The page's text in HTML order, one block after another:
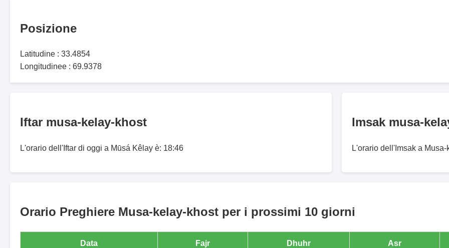
Posizione
Latitudine : 33.4854
Longitudinee : 69.9378
Iftar musa-kelay-khost
L'orario dell'Iftar di oggi a Mūsá Kêlay è: 18:46
Imsak musa-
L'orario dell'Imsak a
Orario Preghiere Musa-kelay-khost per i prossimi 10 giorni
Data Fajr Dhuhr Asr